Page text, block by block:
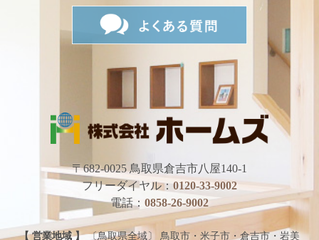
〒682-0025 鳥取県倉吉市八屋140-1
フリーダイヤル： 0120-33-9002
電話： 0858-26-9002
【 営業地域 】〔鳥取県全域〕 鳥取市・米子市・倉吉市・岩美